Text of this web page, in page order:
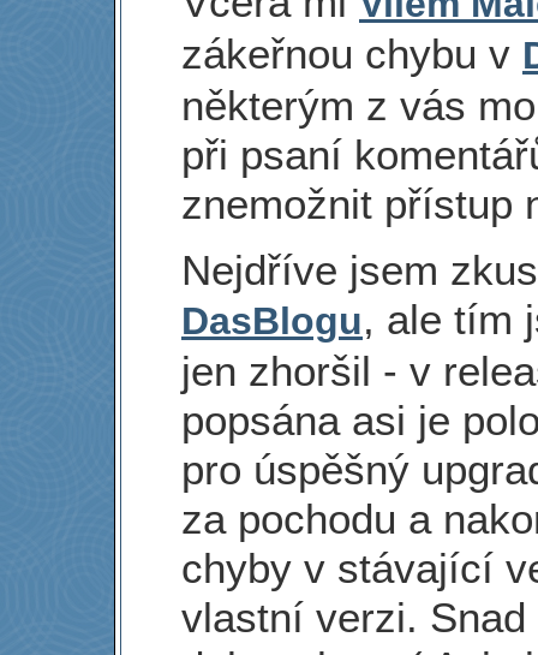
zákeřnou chybu v
některým z vás
při psaní
znemožnit přístup
Nejdříve jsem
DasBlogu, ale tím
jen zhoršil - v
popsána asi je
pro úspěšný
za pochodu a
chyby v stávající
vlastní verzi.